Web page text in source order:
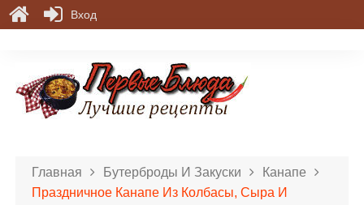
Главная Бутерброды И Закуски
Канапе
Праздничное Канапе Из Колбасы, Сыра И
Вход